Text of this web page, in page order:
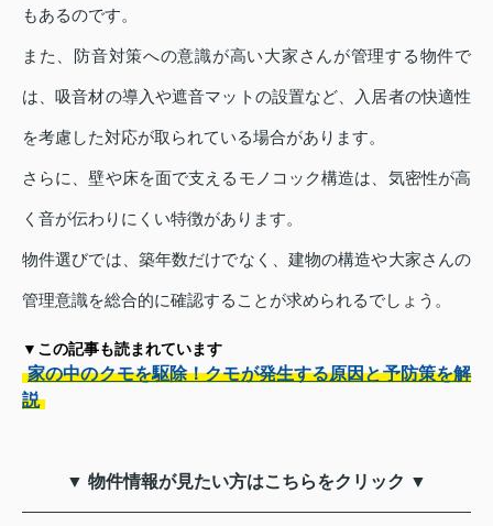
もあるのです。
また、防音対策への意識が高い大家さんが管理する物件で
は、吸音材の導入や遮音マットの設置など、入居者の快適性
を考慮した対応が取られている場合があります。
さらに、壁や床を面で支えるモノコック構造は、気密性が高
く音が伝わりにくい特徴があります。
物件選びでは、築年数だけでなく、建物の構造や大家さんの
管理意識を総合的に確認することが求められるでしょう。
▼この記事も読まれています
家の中のクモを駆除！クモが発生する原因と予防策を解
説
▼ 物件情報が見たい方はこちらをクリック ▼